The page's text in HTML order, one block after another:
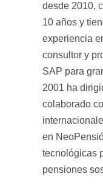
desde 2010,
10 años y
experiencia
consultor y
SAP para
2001 ha
colaborado
en
tecnológicas
pensiones